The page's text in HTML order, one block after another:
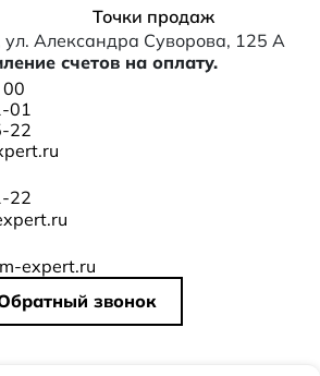
Точки продаж
ул. Александра Суворова, 125 А
счетов на оплату.
01
22
22
expert.ru
звонок